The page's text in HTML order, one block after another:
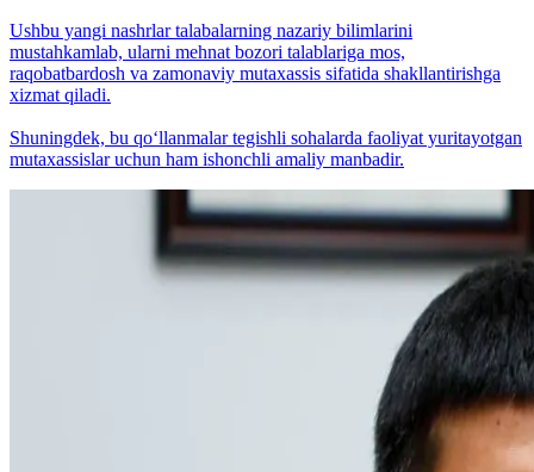
Ushbu yangi nashrlar talabalarning nazariy bilimlarini
mustahkamlab, ularni mehnat bozori talablariga mos,
raqobatbardosh va zamonaviy mutaxassis sifatida shakllantirishga
xizmat qiladi.
Shuningdek, bu qo‘llanmalar tegishli sohalarda faoliyat yuritayotgan
mutaxassislar uchun ham ishonchli amaliy manbadir.